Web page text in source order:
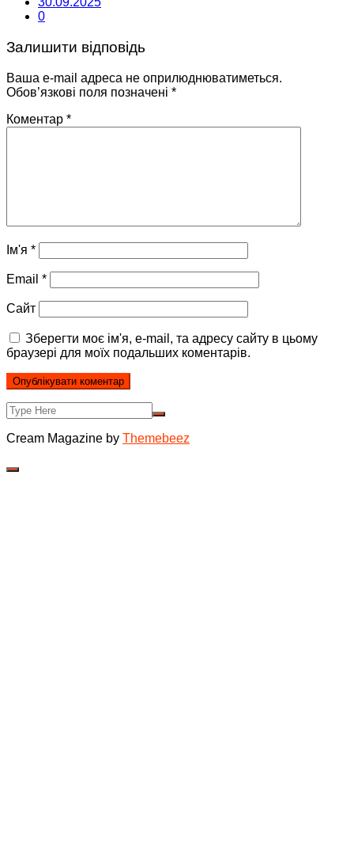
0
Залишити відповідь
Ваша e-mail адреса не оприлюднюватиметься.
Обов’язкові поля позначені *
Коментар *
Ім'я *
Email *
Сайт
Зберегти моє ім'я, e-mail, та адресу сайту в цьому
браузері для моїх подальших коментарів.
Cream Magazine by Themebeez